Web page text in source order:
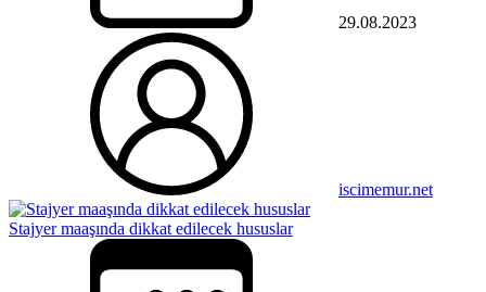
29.08.2023
iscimemur.net
Stajyer maaşında dikkat edilecek hususlar